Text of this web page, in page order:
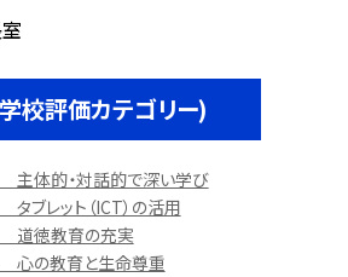
校評価カテゴリー)
体的・対話的で深い学び
ブレット（ICT）の活用
道徳教育の充実
心の教育と生命尊重